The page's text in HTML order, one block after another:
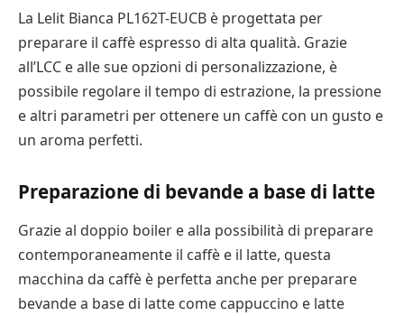
La Lelit Bianca PL162T-EUCB è progettata per
preparare il caffè espresso di alta qualità. Grazie
all’LCC e alle sue opzioni di personalizzazione, è
possibile regolare il tempo di estrazione, la pressione
e altri parametri per ottenere un caffè con un gusto e
un aroma perfetti.
Preparazione di bevande a base di latte
Grazie al doppio boiler e alla possibilità di preparare
contemporaneamente il caffè e il latte, questa
macchina da caffè è perfetta anche per preparare
bevande a base di latte come cappuccino e latte